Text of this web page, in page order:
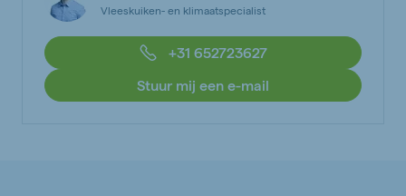
Vleeskuiken- en klimaatspecialist
+31 652723627
Stuur mij een e-mail